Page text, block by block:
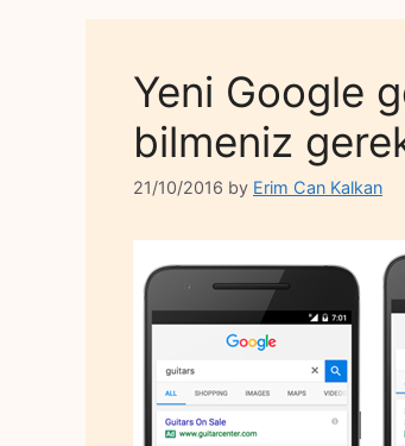
Yeni Google
bilmeniz
21/10/2016 by Erim Can Kalkan